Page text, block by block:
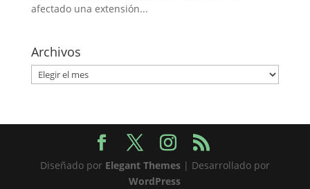
afectado una extensión...
Archivos
Archivos
Diseñado por Elegant Themes| Desarrollado por
WordPress